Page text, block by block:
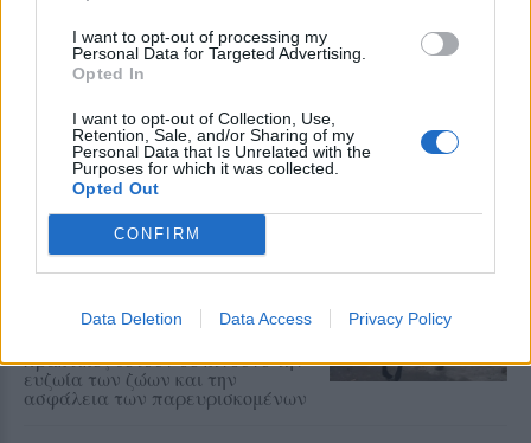
I want to opt-out of processing my
Personal Data for Targeted Advertising.
Opted In
I want to opt-out of Collection, Use,
Retention, Sale, and/or Sharing of my
Personal Data that Is Unrelated with the
Purposes for which it was collected.
Opted Out
CONFIRM
Data Deletion Data Access Privacy Policy
Add stonisi.gr on Google ↗
ΣΤΗΝ ΙΔΙΑ ΚΑΤΗΓΟΡΙΑ
ΧΩΡΙΑ
Καταγγελία για άλογα ανάμεσα
σε σπασμένα μπουκάλια σε
πανηγύρια της Λέσβου
Η A Promise to Animals
δημοσιοποίησε βίντεο και
πρακτικές θέτουν σε κίνδυνο την
ευζωία των ζώων και την
ασφάλεια των παρευρισκομένων